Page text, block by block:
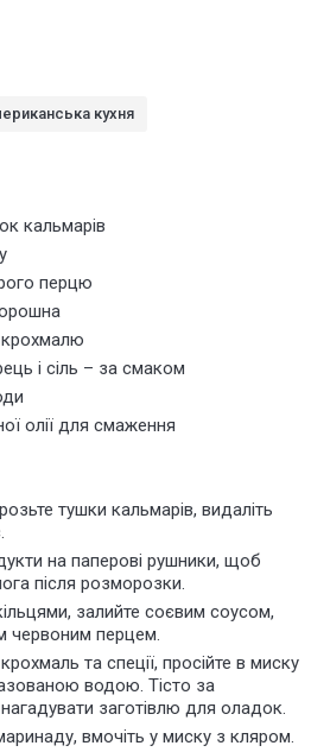
кухня
кальмарів
перцю
крохмалю
і сіль – за смаком
олії для смаження
тушки кальмарів, видаліть
на паперові рушники, щоб
після розморозки.
залийте соєвим соусом,
червоним перцем.
та спеції, просійте в миску
водою. Тісто за
заготівлю для оладок.
вмочіть у миску з кляром.